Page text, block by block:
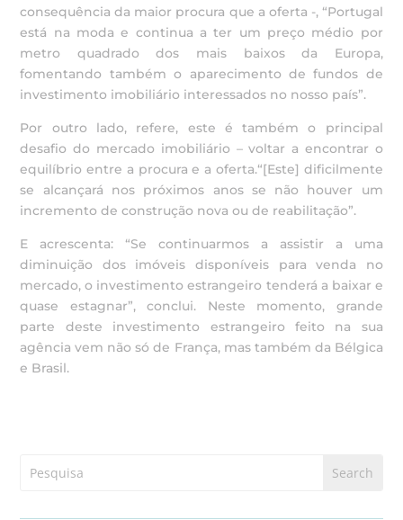
consequência da maior procura que a oferta -, “Portugal
está na moda e continua a ter um preço médio por
metro quadrado dos mais baixos da Europa,
fomentando também o aparecimento de fundos de
investimento imobiliário interessados no nosso país”.
Por outro lado, refere, este é também o principal
desafio do mercado imobiliário – voltar a encontrar o
equilíbrio entre a procura e a oferta.“[Este] dificilmente
se alcançará nos próximos anos se não houver um
incremento de construção nova ou de reabilitação”.
E acrescenta: “Se continuarmos a assistir a uma
diminuição dos imóveis disponíveis para venda no
mercado, o investimento estrangeiro tenderá a baixar e
quase estagnar”, conclui. Neste momento, grande
parte deste investimento estrangeiro feito na sua
agência vem não só de França, mas também da Bélgica
e Brasil.